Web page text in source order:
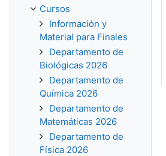
Cursos
Información y
Material para Finales
Departamento de
Biológicas 2026
Departamento de
Química 2026
Departamento de
Matemáticas 2026
Departamento de
Física 2026